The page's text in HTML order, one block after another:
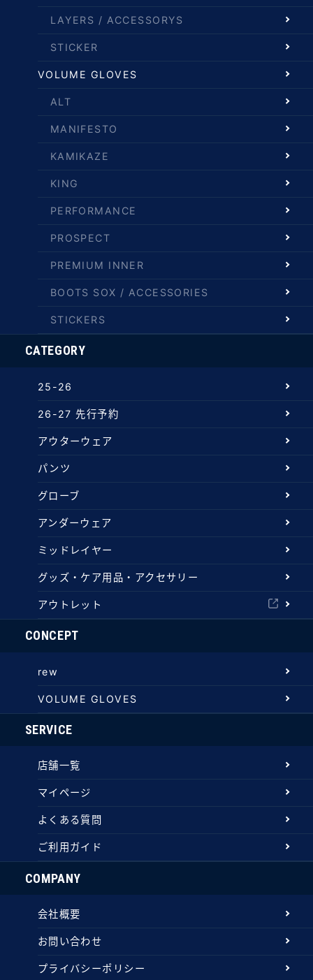
LAYERS / ACCESSORYS
STICKER
VOLUME GLOVES
ALT
MANIFESTO
KAMIKAZE
KING
PERFORMANCE
PROSPECT
PREMIUM INNER
BOOTS SOX / ACCESSORIES
STICKERS
CATEGORY
25-26
26-27 先行予約
アウターウェア
パンツ
グローブ
アンダーウェア
ミッドレイヤー
グッズ・ケア用品・アクセサリー
アウトレット
CONCEPT
rew
VOLUME GLOVES
SERVICE
店舗一覧
マイページ
よくある質問
ご利用ガイド
COMPANY
会社概要
お問い合わせ
プライバシーポリシー